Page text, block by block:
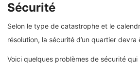
Sécurité
Selon le type de catastrophe et le
résolution, la sécurité d’un quartier devra
Voici quelques problèmes de sécurité